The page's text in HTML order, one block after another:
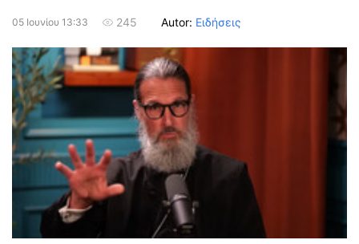
05 Ιουνίου 13:33 245 Autor: Ειδήσεις